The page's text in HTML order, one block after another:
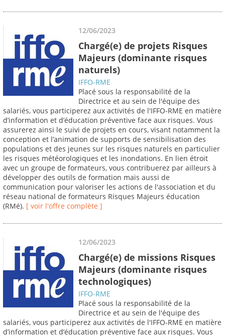
12/06/2023
Chargé(e) de projets Risques
Majeurs (dominante risques
naturels)
IFFO-RME
Placé sous la responsabilité de la
Directrice et au sein de l'équipe des
salariés, vous participerez aux activités de l'IFFO-RME en matière
d’information et d’éducation préventive face aux risques. Vous
assurerez ainsi le suivi de projets en cours, visant notamment la
conception et l’animation de supports de sensibilisation des
populations et des jeunes sur les risques naturels en particulier
les risques météorologiques et les inondations. En lien étroit
avec un groupe de formateurs, vous contribuerez par ailleurs à
développer des outils de formation mais aussi de
communication pour valoriser les actions de l'association et du
réseau national de formateurs Risques Majeurs éducation
(RMé). [ voir l'offre complète ]
12/06/2023
Chargé(e) de missions Risques
Majeurs (dominante risques
technologiques)
IFFO-RME
Placé sous la responsabilité de la
Directrice et au sein de l'équipe des
salariés, vous participerez aux activités de l'IFFO-RME en matière
d’information et d’éducation préventive face aux risques. Vous